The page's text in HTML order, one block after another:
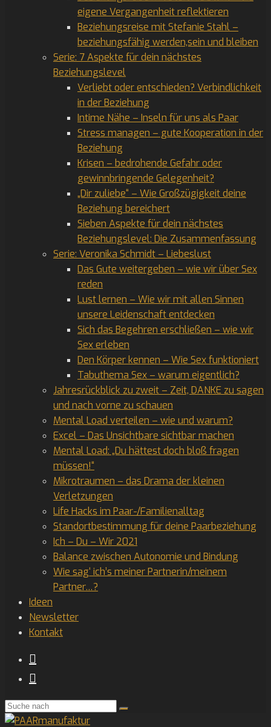
eigene Vergangenheit reflektieren
Beziehungsreise mit Stefanie Stahl –
beziehungsfähig werden,sein und bleiben
Serie: 7 Aspekte für dein nächstes
Beziehungslevel
Verliebt oder entschieden? Verbindlichkeit
in der Beziehung
Intime Nähe – Inseln für uns als Paar
Stress managen – gute Kooperation in der
Beziehung
Krisen – bedrohende Gefahr oder
gewinnbringende Gelegenheit?
„Dir zuliebe“ – Wie Großzügigkeit deine
Beziehung bereichert
Sieben Aspekte für dein nächstes
Beziehungslevel: Die Zusammenfassung
Serie: Veronika Schmidt – Liebeslust
Das Gute weitergeben – wie wir über Sex
reden
Lust lernen – Wie wir mit allen Sinnen
unsere Leidenschaft entdecken
Sich das Begehren erschließen – wie wir
Sex erleben
Den Körper kennen – Wie Sex funktioniert
Tabuthema Sex – warum eigentlich?
Jahresrückblick zu zweit – Zeit, DANKE zu sagen
und nach vorne zu schauen
Mental Load verteilen – wie und warum?
Excel – Das Unsichtbare sichtbar machen
Mental Load: „Du hättest doch bloß fragen
müssen!“
Mikrotraumen – das Drama der kleinen
Verletzungen
Life Hacks im Paar-/Familienalltag
Standortbestimmung für deine Paarbeziehung
Ich – Du – Wir 2021
Balance zwischen Autonomie und Bindung
Wie sag‘ ich’s meiner Partnerin/meinem
Partner…?
Ideen
Newsletter
Kontakt